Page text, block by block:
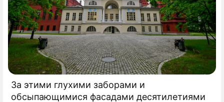
За этими глухими заборами и
обсыпающимися фасадами десятилетиями